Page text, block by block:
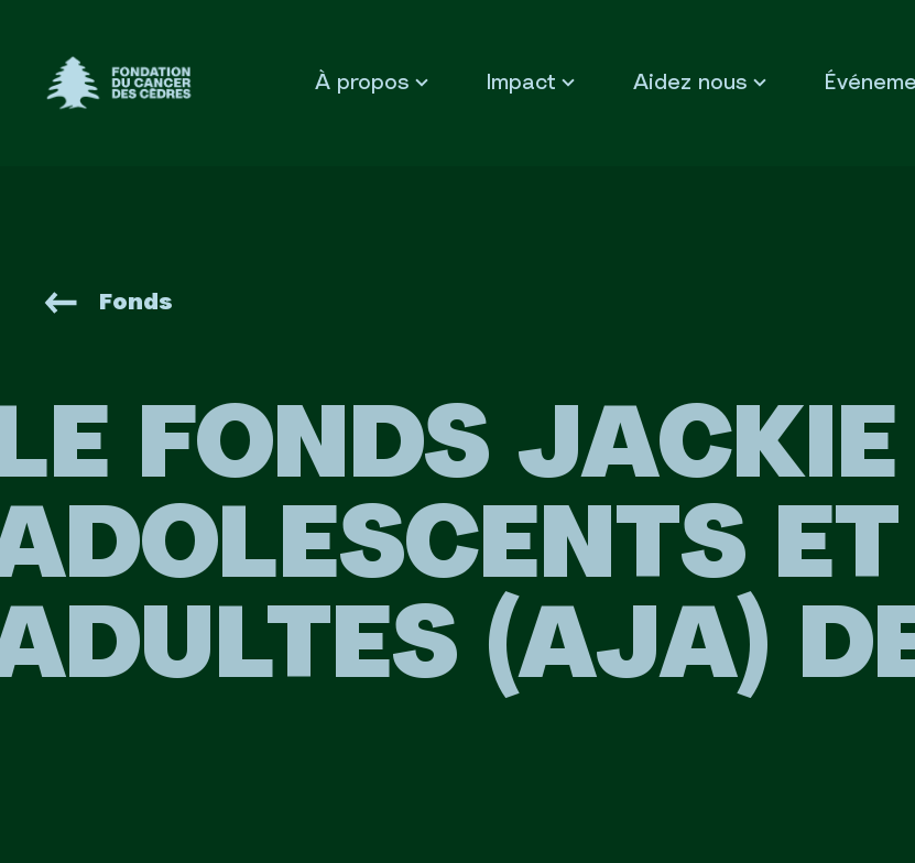
Fondation du Cancer des Cèdres
À propos Impact Aidez nous
Fonds
FONDS
(AJA)